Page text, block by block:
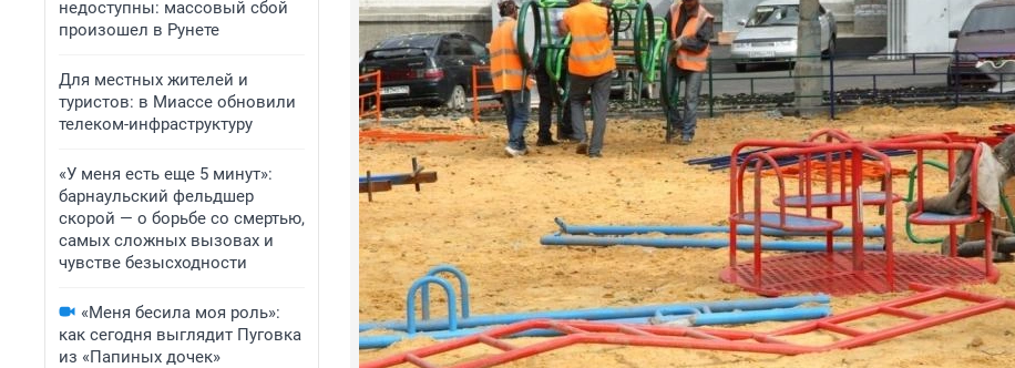
недоступны: массовый сбой
произошел в Рунете
Для местных жителей и
туристов: в Миассе обновили
телеком-инфраструктуру
«У меня есть еще 5 минут»:
барнаульский фельдшер
скорой — о борьбе со смертью,
самых сложных вызовах и
чувстве безысходности
«Меня бесила моя роль»:
как сегодня выглядит Пуговка
из «Папиных дочек»